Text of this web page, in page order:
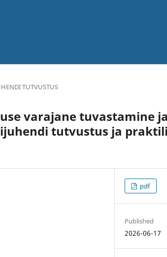
TUTVUSTUS
varajane tuvastamine
tutvustus ja
pdf
Published
2026-06-17